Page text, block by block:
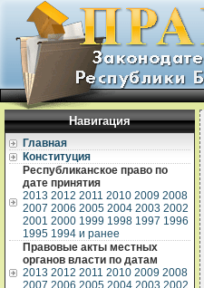
Навигация
Главная
Конституция
Республиканское право по
дате принятия
2013 2012 2011 2010 2009 2008
2007 2006 2005 2004 2003 2002
2001 2000 1999 1998 1997 1996
1995 1994 и ранее
Правовые акты местных
органов власти по датам
2013 2012 2011 2010 2009 2008
2007 2006 2005 2004 2003 2002